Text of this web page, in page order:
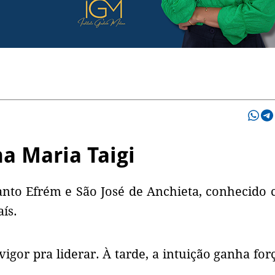
Maria Taigi
Efrém e São José de Anchieta, conhecido
pra liderar. À tarde, a intuição ganha